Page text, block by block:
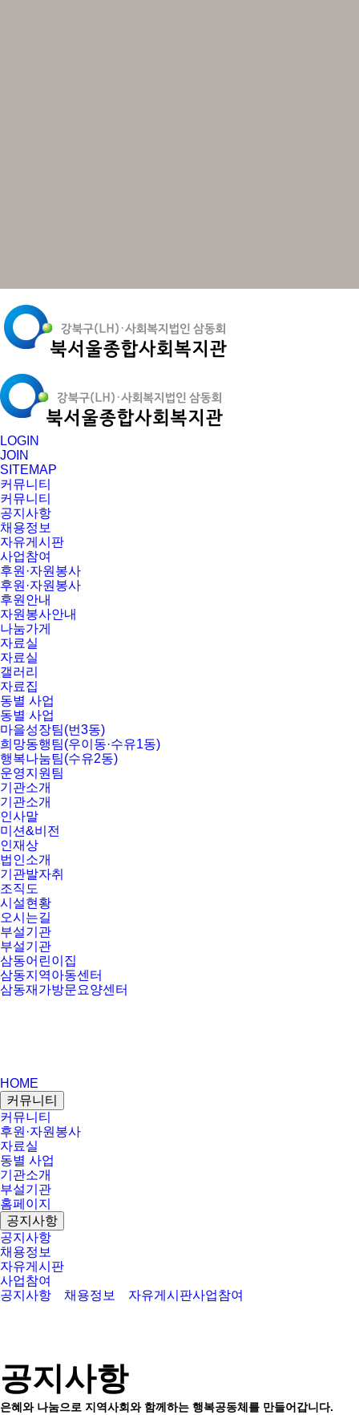
LOGIN
JOIN
SITEMAP
커뮤니티
커뮤니티
공지사항
채용정보
자유게시판
사업참여
후원·자원봉사
후원·자원봉사
후원안내
자원봉사안내
나눔가게
자료실
자료실
갤러리
자료집
동별 사업
동별 사업
마을성장팀(번3동)
희망동행팀(우이동·수유1동)
행복나눔팀(수유2동)
운영지원팀
기관소개
기관소개
인사말
미션&비전
인재상
법인소개
기관발자취
조직도
시설현황
오시는길
부설기관
부설기관
삼동어린이집
삼동지역아동센터
삼동재가방문요양센터
HOME
커뮤니티
커뮤니티
후원·자원봉사
자료실
동별 사업
기관소개
부설기관
홈페이지
공지사항
공지사항
채용정보
자유게시판
사업참여
공지사항
채용정보 자유게시판사업참여
공지사항
은혜와 나눔으로 지역사회와 함께하는 행복공동체를 만들어갑니다.